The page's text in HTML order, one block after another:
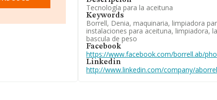
Gil S.L
Aprin Group
Tecnología para la aceituna
Keywords
Borrell, Denia, maquinaria, limpiadora
instalaciones para aceituna, limpiadora,
bascula de peso
Facebook
https://www.facebook.com/borrell.ab/
Linkedin
http://www.linkedin.com/company/